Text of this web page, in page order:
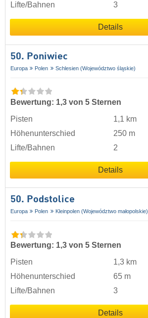
Lifte/Bahnen
3
Details
50. Poniwiec
Europa Polen Schlesien (Województwo śląskie)
Bewertung: 1,3 von 5 Sternen
Pisten
1,1 km
Höhenunterschied
250 m
Lifte/Bahnen
2
Details
50. Podstolice
Europa Polen Kleinpolen (Województwo małopolskie)
Bewertung: 1,3 von 5 Sternen
Pisten
1,3 km
Höhenunterschied
65 m
Lifte/Bahnen
3
Details